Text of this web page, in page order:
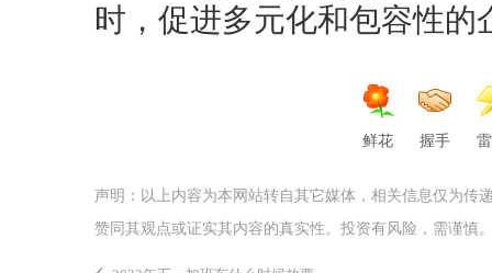
时，促进多元化和包容性的
鲜花 握手
声明：以上内容为本网站转自其它媒体，相关信息仅为传
赞同其观点或证实其内容的真实性。投资有风险，需谨慎